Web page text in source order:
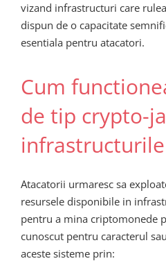
vizand infrastructuri care
dispun de o capacitate
esentiala pentru atacatori.
Cum
de tip crypto-
Atacatorii urmaresc sa
resursele disponibile in
pentru a mina criptomonede
cunoscut pentru caracterul
aceste sisteme prin: